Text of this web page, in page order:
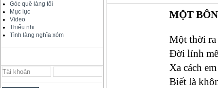
Góc quê làng tôi
Mục lục
Video
Thiếu nhi
Tình làng nghĩa xóm
MỘT
Một thời
Đời lính
Xa cách
Biết là